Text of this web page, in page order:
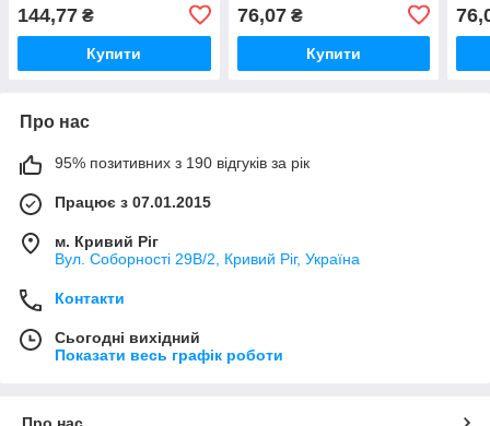
144,77 ₴
Купити
76,07₴
Купити
Про нас
95% позитивних з 190 відгуків за рік
Працює з 07.01.2015
м. Кривий Ріг
Вул. Соборності 29В/2, Кривий Ріг, Україна
Контакти
Сьогодні вихідний
Показати весь графік роботи